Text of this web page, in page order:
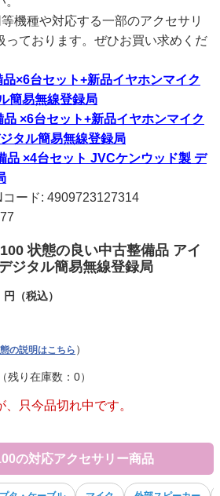
機種や対応する一部のアクセサリ
っております。ぜひお買い求めくだ
品×6台セット+新品イヤホンマイク
簡易無線登録局
品 ×6台セット+新品イヤホンマイク
タル簡易無線登録局
品 ×4台セット JVCケンウッド製 デ
ード: 4909723127314
状態の良い中古整備品 アイ
ジタル簡易無線登録局
円（税込）
の説明はこちら ）
残り在庫数：0）
只今品切れ中です。
の対応アクセサリー商品